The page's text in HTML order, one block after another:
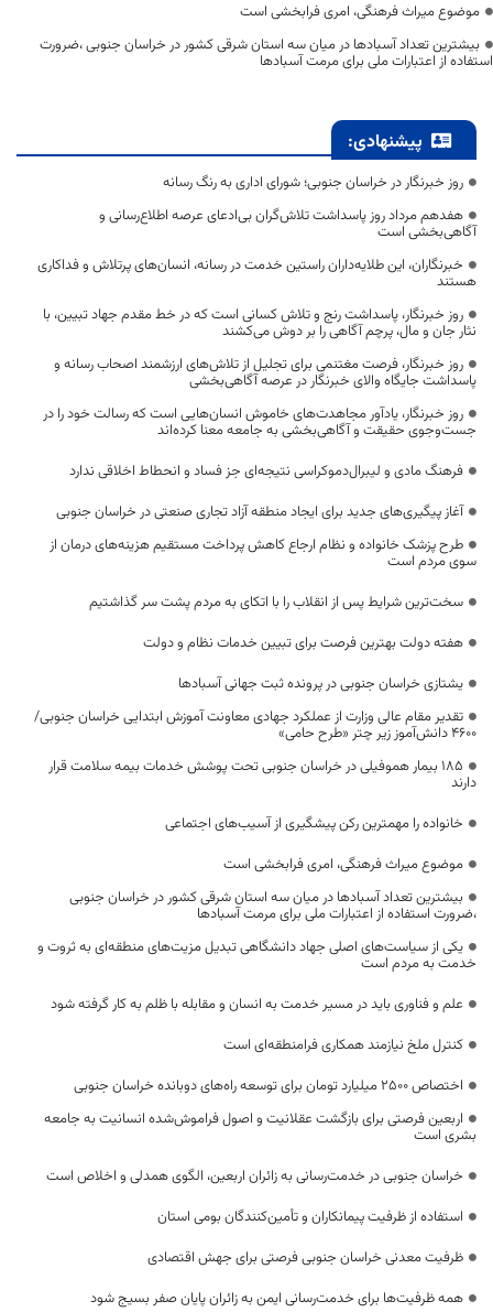
موضوع میراث فرهنگی، امری فرابخشی است
بیشترین تعداد آسبادها در میان سه استان شرقی کشور در خراسان جنوبی ،ضرورت
استفاده از اعتبارات ملی برای مرمت آسبادها
پیشنهادی:
روز خبرنگار در خراسان جنوبی؛ شورای اداری به رنگ رسانه
هفدهم مرداد روز پاسداشت تلاش‌گران بی‌ادعای عرصه اطلاع‌رسانی و
آگاهی‌بخشی است
خبرنگاران، این طلایه‌داران راستین خدمت در رسانه، انسان‌های پرتلاش و فداکاری
هستند
روز خبرنگار، پاسداشت رنج و تلاش کسانی است که در خط مقدم جهاد تبیین، با
نثار جان و مال، پرچم آگاهی را بر دوش می‌کشند
روز خبرنگار، فرصت مغتنمی برای تجلیل از تلاش‌های ارزشمند اصحاب رسانه و
پاسداشت جایگاه والای خبرنگار در عرصه آگاهی‌بخشی
روز خبرنگار، یادآور مجاهدت‌های خاموش انسان‌هایی است که رسالت خود را در
جست‌وجوی حقیقت و آگاهی‌بخشی به جامعه معنا کرده‌اند
فرهنگ مادی و لیبرال‌دموکراسی نتیجه‌ای جز فساد و انحطاط اخلاقی ندارد
آغاز پیگیری‌های جدید برای ایجاد منطقه آزاد تجاری صنعتی در خراسان جنوبی
طرح پزشک خانواده و نظام ارجاع کاهش پرداخت مستقیم هزینه‌های درمان از
سوی مردم است
سخت‌ترین شرایط پس از انقلاب را با اتکای به مردم پشت سر گذاشتیم
هفته دولت بهترین فرصت برای تبیین خدمات نظام و دولت
یشتازی خراسان جنوبی در پرونده ثبت جهانی آسبادها
تقدیر مقام عالی وزارت از عملکرد جهادی معاونت آموزش ابتدایی خراسان جنوبی/
۴۶۰۰ دانش‌آموز زیر چتر «طرح حامی»
۱۸۵ بیمار هموفیلی در خراسان جنوبی تحت پوشش خدمات بیمه سلامت قرار
دارند
خانواده را مهمترین رکن پیشگیری از آسیب‌های اجتماعی
موضوع میراث فرهنگی، امری فرابخشی است
بیشترین تعداد آسبادها در میان سه استان شرقی کشور در خراسان جنوبی
،ضرورت استفاده از اعتبارات ملی برای مرمت آسبادها
یکی از سیاست‌های اصلی جهاد دانشگاهی تبدیل مزیت‌های منطقه‌ای به ثروت و
خدمت به مردم است
علم و فناوری باید در مسیر خدمت به انسان و مقابله با ظلم به کار گرفته شود
کنترل ملخ نیازمند همکاری فرامنطقه‌ای است
اختصاص 2500 میلیارد تومان برای توسعه راه‌های دوبانده خراسان جنوبی
اربعین فرصتی برای بازگشت عقلانیت و اصول فراموش‌شده انسانیت به جامعه
بشری است
خراسان جنوبی در خدمت‌رسانی به زائران اربعین، الگوی همدلی و اخلاص است
استفاده از ظرفیت پیمانکاران و تأمین‌کنندگان بومی استان
ظرفیت معدنی خراسان جنوبی فرصتی برای جهش اقتصادی
همه ظرفیت‌ها برای خدمت‌رسانی ایمن به زائران پایان صفر بسیج شود